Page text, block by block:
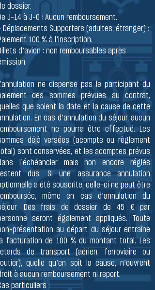
dossier.
J-14 à J-0 : Aucun remboursement.
Déplacements Supporters (adultes, étranger) :
100 % à l’inscription.
d’avion : non remboursables après
ne dispense pas le participant du
des sommes prévues au contrat,
que soient la date et la cause de cette
En cas d’annulation du séjour, aucun
ne pourra être effectué. Les
déjà versées (acompte ou règlement
sont conservées, et les acomptes prévus
l’échéancier mais non encore réglés
dus. Si une assurance annulation
a été souscrite, celle-ci ne peut être
même en cas d’annulation du
Des frais de dossier de 45 € par
seront également appliqués. Toute
présentation au départ du séjour entraîne
facturation de 100 % du montant total. Les
de transport (aérien, ferroviaire ou
quelle qu’en soit la cause, n’ouvrent
à aucun remboursement ni report.
particuliers :